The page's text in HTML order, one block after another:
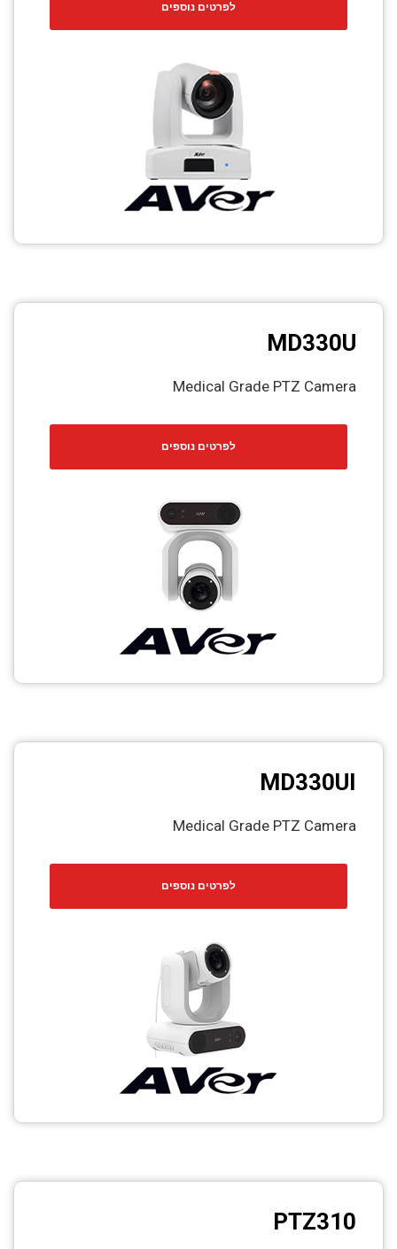
Fiber Optic
Photo Printers
לפרטים נוספים
MD330U
Medical Grade PTZ Camera
לפרטים נוספים
MD330UI
Medical Grade PTZ Camera
לפרטים נוספים
PTZ310